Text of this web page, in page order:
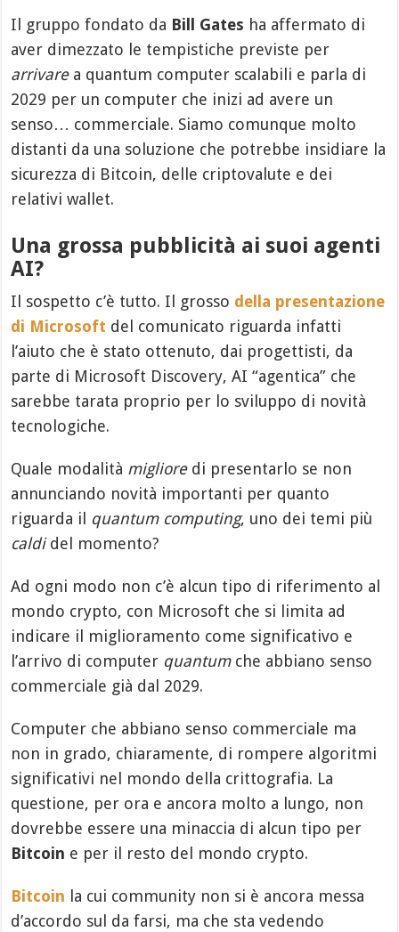
Il gruppo fondato da Bill Gates ha affermato di
aver dimezzato le tempistiche previste per
arrivarea quantum computer scalabili e parla di
2029 per un computer che inizi ad avere un
senso… commerciale. Siamo comunque molto
distanti da una soluzione che potrebbe insidiare la
sicurezza di Bitcoin, delle criptovalute e dei
relativi wallet.
Una grossa pubblicità ai suoi agenti
AI?
Il sospetto c’è tutto. Il grosso della presentazione
di Microsoft del comunicato riguarda infatti
l’aiuto che è stato ottenuto, dai progettisti, da
parte di Microsoft Discovery, AI “agentica” che
sarebbe tarata proprio per lo sviluppo di novità
tecnologiche.
Quale modalità miglioredi presentarlo se non
annunciando novità importanti per quanto
riguarda il quantum computing, uno dei temi più
caldidel momento?
Ad ogni modo non c’è alcun tipo di riferimento al
mondo crypto, con Microsoft che si limita ad
indicare il miglioramento come significativo e
l’arrivo di computer quantumche abbiano senso
commerciale già dal 2029.
Computer che abbiano senso commerciale ma
non in grado, chiaramente, di rompere algoritmi
significativi nel mondo della crittografia. La
questione, per ora e ancora molto a lungo, non
dovrebbe essere una minaccia di alcun tipo per
Bitcoin e per il resto del mondo crypto.
Bitcoin la cui community non si è ancora messa
d’accordo sul da farsi, ma che sta vedendo